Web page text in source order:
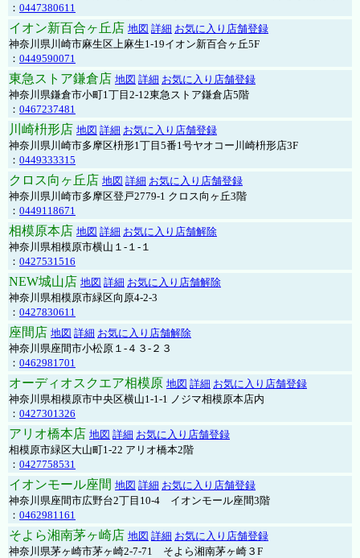
： 0447380611
イオン新百合ヶ丘店 地図 詳細 お気に入り店舗登録
神奈川県川崎市麻生区上麻生1-19イオン新百合ヶ丘5F
： 0449590071
東急ストア鎌倉店 地図 詳細 お気に入り店舗登録
神奈川県鎌倉市小町1丁目2-12東急ストア鎌倉店5階
： 0467237481
川崎枡形店 地図 詳細 お気に入り店舗登録
神奈川県川崎市多摩区枡形1丁目5番1号ヤオコー川崎枡形店3F
： 0449333315
クロス向ヶ丘店 地図 詳細 お気に入り店舗登録
神奈川県川崎市多摩区登戸2779-1 クロス向ヶ丘3階
： 0449118671
相模原本店 地図 詳細 お気に入り店舗解除
神奈川県相模原市横山１-１-１
： 0427531516
NEW城山店 地図 詳細 お気に入り店舗解除
神奈川県相模原市緑区向原4-2-3
： 0427830611
座間店 地図 詳細 お気に入り店舗解除
神奈川県座間市小松原１-４３-２３
： 0462981701
オーディオスクエア相模原 地図 詳細 お気に入り店舗登録
神奈川県相模原市中央区横山1-1-1 ノジマ相模原本店内
： 0427301326
アリオ橋本店 地図 詳細 お気に入り店舗登録
相模原市緑区大山町1-22 アリオ橋本2階
： 0427758531
イオンモール座間 地図 詳細 お気に入り店舗登録
神奈川県座間市広野台2丁目10-4 イオンモール座間3階
： 0462981161
そよら湘南茅ヶ崎店 地図 詳細 お気に入り店舗登録
神奈川県茅ヶ崎市茅ヶ崎2‐7‐71 そよら湘南茅ヶ崎３F